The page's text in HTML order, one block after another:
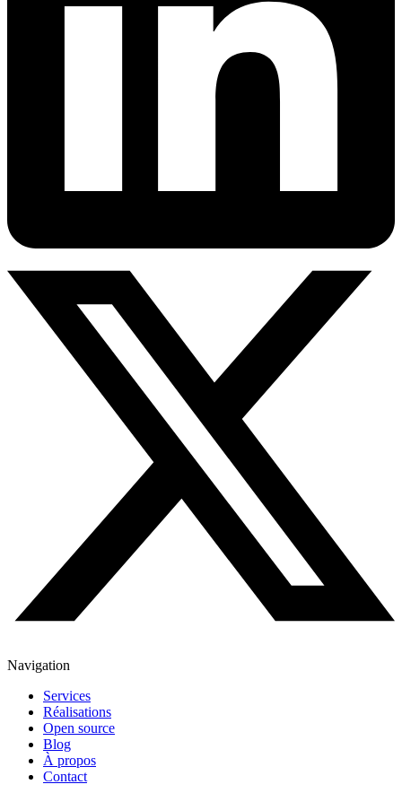
Navigation
Services
Réalisations
Open source
Blog
À propos
Contact